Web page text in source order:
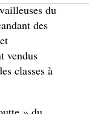
du
des
vendus
classes à